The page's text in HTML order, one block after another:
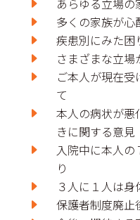
多くの家族が心
疾患別にみた困
さまざまな立
ご本⼈が現在
て
本⼈の病状が悪
きに関する意見
入院中に本⼈
り
３⼈に１⼈は
保護者制度廃止